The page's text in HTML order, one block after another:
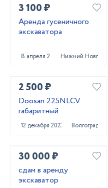
3 100 ₽
Аренда гусеничного
экскаватора
8 апреля 2025 Нижний Новгород
2 500 ₽
Doosan 225NLCV
габаритный
12 декабря 2023 Волгоград
30 000 ₽
сдам в аренду
экскаватор